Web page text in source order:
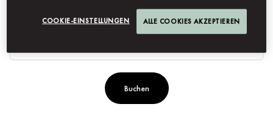
Buchen
COOKIE-EINSTELLUNGEN ALLE COOKIES AKZEPTIEREN